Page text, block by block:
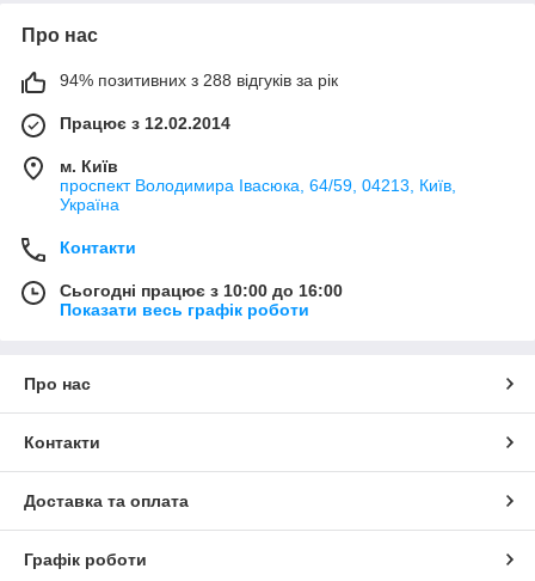
Про нас
94% позитивних з 288 відгуків за рік
Працює з 12.02.2014
м. Київ
проспект Володимира Івасюка, 64/59, 04213, Київ,
Україна
Контакти
Сьогодні працює з 10:00 до 16:00
Показати весь графік роботи
Про нас
Контакти
Доставка та оплата
Графік роботи